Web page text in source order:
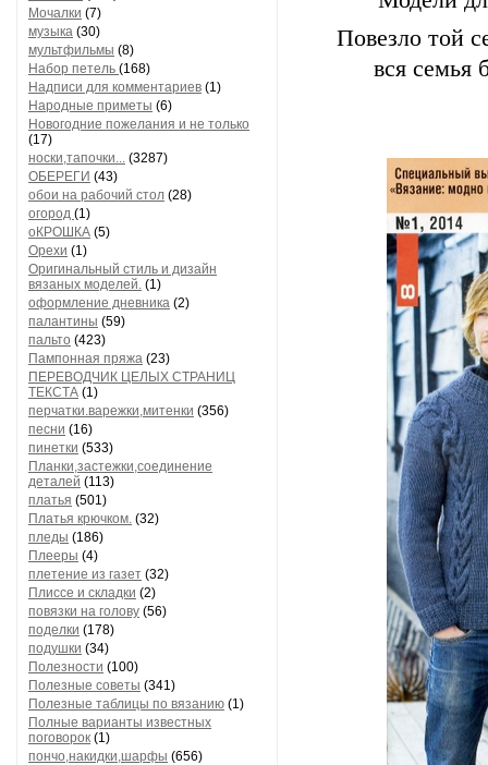
Мочалки (7)
музыка (30)
мультфильмы (8)
Набор петель (168)
Надписи для комментариев (1)
Народные приметы (6)
Новогодние пожелания и не только
(17)
носки,тапочки... (3287)
ОБЕРЕГИ (43)
обои на рабочий стол (28)
огород (1)
оКРОШКА (5)
Орехи (1)
Оригинальный стиль и дизайн
вязаных моделей. (1)
оформление дневника (2)
палантины (59)
пальто (423)
Пампонная пряжа (23)
ПЕРЕВОДЧИК ЦЕЛЫХ СТРАНИЦ
ТЕКСТА (1)
перчатки.варежки,митенки (356)
песни (16)
пинетки (533)
Планки,застежки,соединение
деталей (113)
платья (501)
Платья крючком. (32)
пледы (186)
Плееры (4)
плетение из газет (32)
Плиссе и складки (2)
повязки на голову (56)
поделки (178)
подушки (34)
Полезности (100)
Полезные советы (341)
Полезные таблицы по вязанию (1)
Полные варианты известных
поговорок (1)
пончо,накидки,шарфы (656)
Повезло той
вся семья